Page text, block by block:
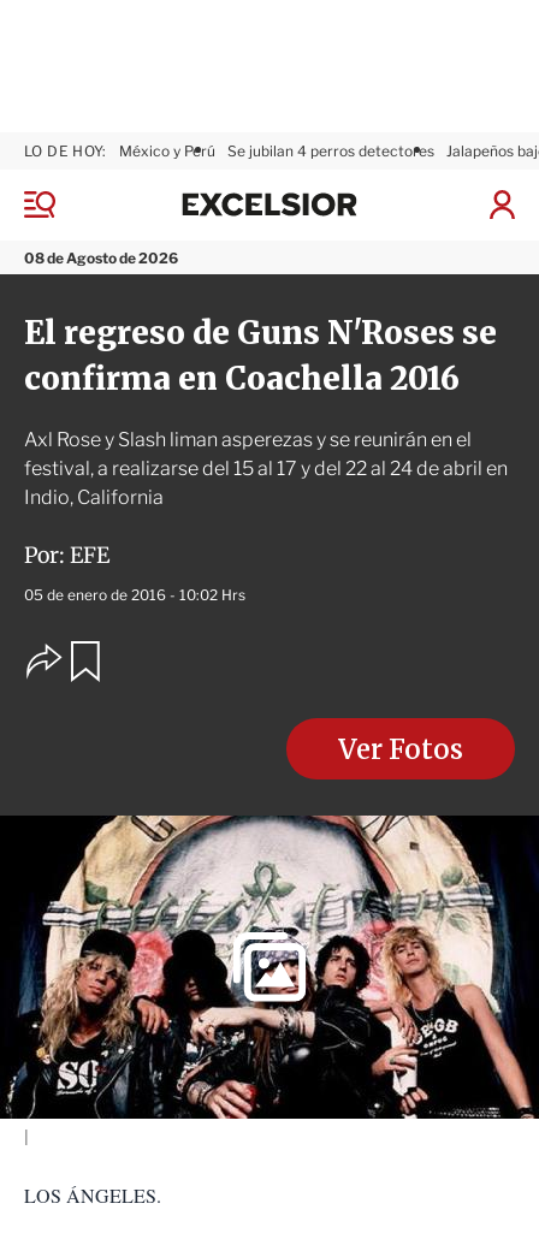
M
n
ú
08 de Agosto de 2026
LO DE HOY: México y Perú Se jubilan 4 perros detectores Jalapeños
I
ó
x
l
i
o
r
El regreso de Guns N'Roses se
confirma en Coachella 2016
Axl Rose y Slash liman asperezas y se reunirán en el
festival, a realizarse del 15 al 17 y del 22 al 24 de abril en
Indio, California
Por: EFE
05 de enero de 2016 - 10:02 Hrs
O
p
s
c
o
m
p
a
r
t
i
r
Ver Fotos
LOS ÁNGELES.